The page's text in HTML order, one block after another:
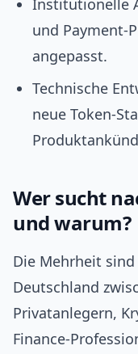
Institutionelle
und Payment-
angepasst.
Technische
neue
Wer sucht
und warum?
Die Mehrheit
Deutschland
Privatanlegern,
Finance-